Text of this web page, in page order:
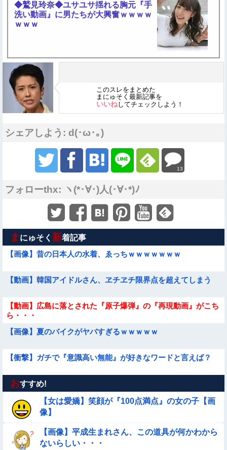
◆鷲見玲奈◆ユサユサ揺れる胸元『手
洗い動画』に男たちが大興奮ｗｗｗｗ
ｗｗｗ
このスレをまとめた
まにゅそく最新記事を
いいねしてチェックしよう！
シェアしよう: d(･ω･｡)
13
フォローthx: ヽ(*･∀･)人(･∀･*)ﾉ
ま にゅそく 新着記事
【画像】昔の日本人の水着、ゑっちｗｗｗｗｗｗｗ
【動画】韓国アイドルさん、ヱチヱチ限界点を超えてしまう
【動画】広島に落とされた『原子爆弾』の『再現動画』がこち
ら・・・
【画像】夏のバイクがヤバすぎるｗｗｗｗｗ
【衝撃】ガチで『意識高い無能』が好きなワードと言えば？
【動画】 女子中学生さん、タクシー運ちゃんに感電させられ死
亡……
【動画】小池栄子似のGカップ女子高生「知らないオジさんに
襲われてオッパイ揉まれた」
【悲報】ま～んさん、ドッキリにひっかかってしまう【→動
画】
おすすめ!
【女は愛嬌】笑顔が『100点満点』の女の子【画
像】
【画像】平成生まれさん、この道具が何かわから
ないらしい・・・